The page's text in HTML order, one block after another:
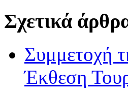
Σχετικά
Συμμετοχή
Έκθεση